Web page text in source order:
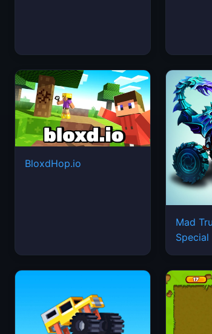
BloxdHop.io
Mad
Special